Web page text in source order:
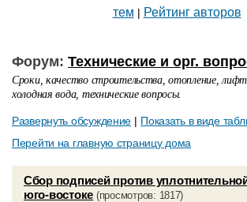
тем | Рейтинг авторов
Форум: Технические и орг.
Сроки, качество строительства, отопление,
холодная вода, технические вопросы.
Развернуть обсуждение | Показать в виде
Перейти на главную страницу дома
Сбор подписей против
юго-востоке (просмотров: 1817)